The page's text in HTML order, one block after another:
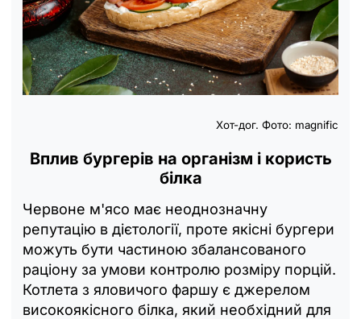
Хот-дог. Фото: magnific
Вплив бургерів на організм і користь
білка
Червоне м'ясо має неоднозначну
репутацію в дієтології, проте якісні бургери
можуть бути частиною збалансованого
раціону за умови контролю розміру порцій.
Котлета з яловичого фаршу є джерелом
високоякісного білка, який необхідний для